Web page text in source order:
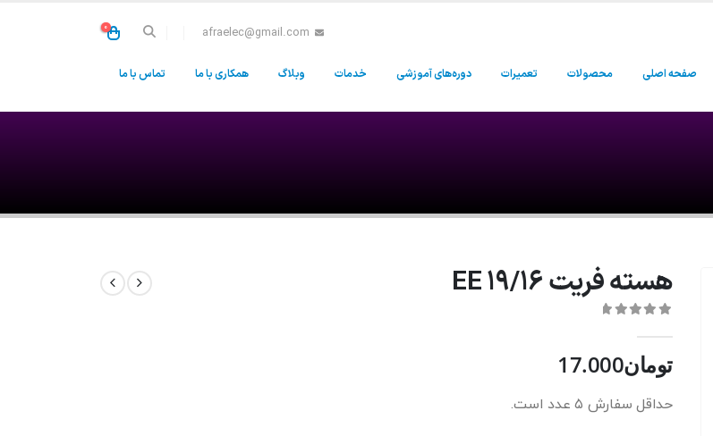
afraelec@gmail.com
0
صفحه اصلی محصولات تعمیرات دوره‌های آموزشی خدمات وبلاگ همکاری با ما تماس با ما
هسته فریت EE 19/16
تومان17.000
حداقل سفارش ۵ عدد است.